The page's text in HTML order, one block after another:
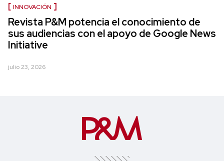
INNOVACIÓN
Revista P&M potencia el conocimiento de
sus audiencias con el apoyo de Google News
Initiative
julio 23, 2026